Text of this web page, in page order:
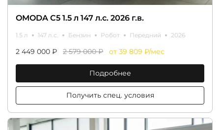
OMODA C5 1.5 л 147 л.с. 2026 г.в.
1.5 л 147 л.с. Бензин Робот Передний 2026
2 449 000 ₽ 2 579 000 ₽ от 39 809 ₽/мес
Подробнее
Получить спец. условия